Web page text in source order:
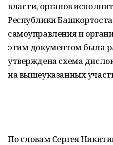
власти, органов
Республики
самоуправления и
этим документом была
утверждена схема
на вышеуказанных
По словам Сергея